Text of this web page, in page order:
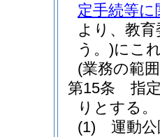
定手続等
より、教
う。)にこ
(業務の範
第15条
指
りとする。
(1)
運動